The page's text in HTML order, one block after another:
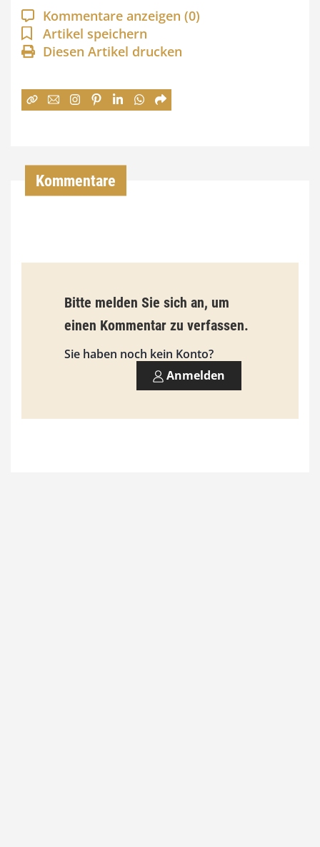
a
n
n
:
€
i
s
9
0
Kommentare anzeigen (0)
Artikel speichern
Diesen Artikel drucken
Kommentare
Bitte melden Sie sich an, um
einen Kommentar zu verfassen.
Sie haben noch kein Konto?
Anmelden